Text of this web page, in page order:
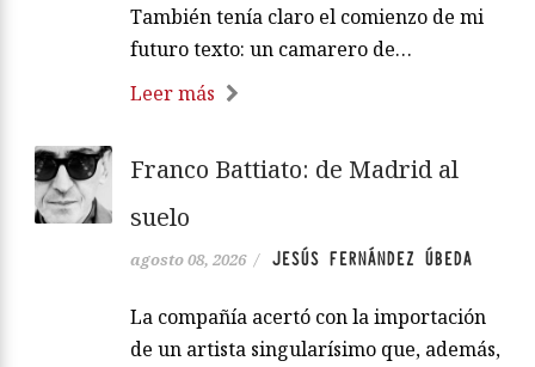
También tenía claro el comienzo de mi
futuro texto: un camarero de…
Leer más
Franco Battiato: de Madrid al
suelo
agosto 08, 2026 / JESÚS FERNÁNDEZ ÚBEDA
La compañía acertó con la importación
de un artista singularísimo que, además,